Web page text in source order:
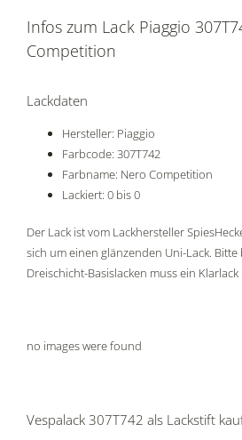
Infos zum Lack Piaggio
Competition
Lackdaten
Hersteller: Piaggio
Farbcode: 307T742
Farbname: Nero Competition
Lackiert: 0 bis 0
Der Lack ist vom Lackhersteller
sich um einen glänzenden Uni-Lack.
Dreischicht-Basislacken muss ein
no images were found
Vespalack 307T742 als Lackstift